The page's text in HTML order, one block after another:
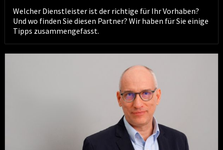
Welcher Dienstleister ist der richtige für Ihr Vorhaben?
Und wo finden Sie diesen Partner? Wir haben für Sie einige
Tipps zusammengefasst.